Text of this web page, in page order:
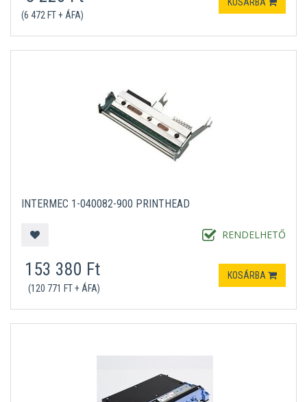
(6 472 FT + ÁFA)
INTERMEC 1-040082-900 PRINTHEAD
RENDELHETŐ
153 380 Ft
(120 771 FT + ÁFA)
KOSÁRBA